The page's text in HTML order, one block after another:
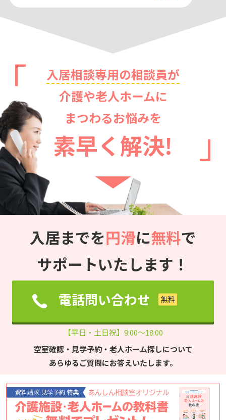
入居相談専用の相談員が
介護や老人ホームに
まつわるお悩みを
素早く解決!
入居までを円滑に無料で
サポートいたします！
電話問い合わせ
【平日・土日祝】9:00～18:00
空室確認・見学予約・老人ホーム探しについて
あらゆるご質問にお答えいたします。